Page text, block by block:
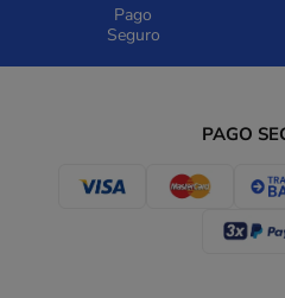
Pago
Seguro
PAGO